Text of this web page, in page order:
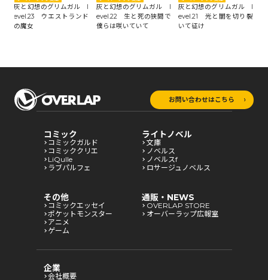
灰と幻想のグリムガル l
evel.23 ウエストランド
の魔女
灰と幻想のグリムガル l
evel.22 生と死の狭間で
僕らは咲いていて
灰と幻想のグリムガル l
evel.21 光と闇を切り裂
いて征け
お問い合わせはこちら
コミック
コミックガルド
コミッククリエ
LiQulle
ラブパルフェ
ライトノベル
文庫
ノベルス
ノベルスf
ロサージュノベルス
その他
コミックエッセイ
ポケットモンスター
アニメ
ゲーム
通販・NEWS
OVERLAP STORE
オーバーラップ広報室
企業
会社概要